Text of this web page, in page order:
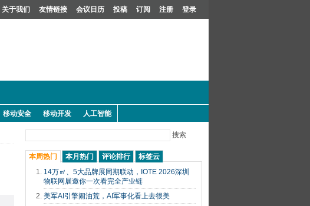
关于我们 友情链接 会议日历 投稿 订阅 注册 登录
移动安全 移动开发 人工智能
搜索
本周热门 本月热门 评论排行
标签云
14万㎡、5大品牌展同期联动，IOTE 2026深圳
物联网展邀你一次看完全产业链
美军AI引擎闹油荒，AI军事化看上去很美